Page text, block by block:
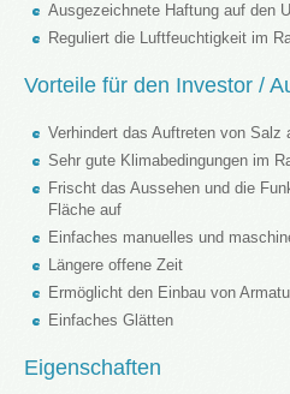
Ausgezeichnete Haftung auf den
Reguliert die Luftfeuchtigkeit im
Vorteile für den Investor /
​Verhindert das Auftreten von Salz
Sehr gute Klimabedingungen im
Frischt das Aussehen und die
Fläche auf
Einfaches manuelles und
Längere offene Zeit
Ermöglicht den Einbau von
Einfaches Glätten
Eigenschaften